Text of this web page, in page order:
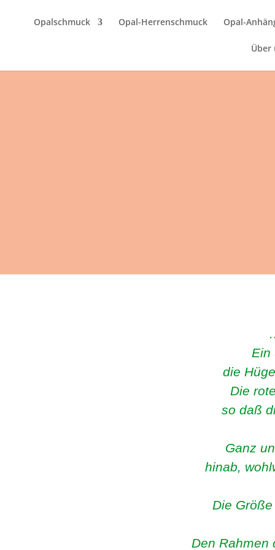
Opalschmuck Opal-Herrenschmuck Opal-
Über
Ein
die
Die
so daß
Ganz
hinab,
Die
Den Rahmen